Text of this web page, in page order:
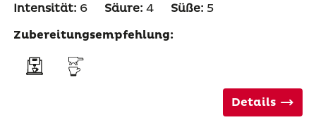
Intensität: 6 Säure: 4 Süße: 5
Zubereitungsempfehlung:
Details